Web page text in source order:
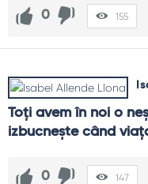
0 155
Toţi avem în noi o
izbucneşte când
0 147